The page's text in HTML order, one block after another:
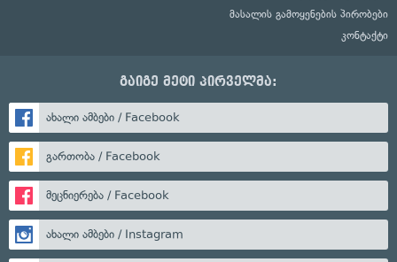
მასალის გამოყენების პირობები
კონტაქტი
გაიგე მეტი პირველმა:
ახალი ამბები / Facebook
გართობა / Facebook
მეცნიერება / Facebook
ახალი ამბები / Instagram